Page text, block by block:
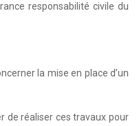
responsabilité civile du
la mise en place d’un
de réaliser ces travaux pour